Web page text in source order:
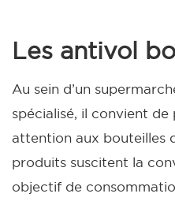
Les antivol
Au sein d’un
spécialisé, il convient
attention aux bouteilles
produits suscitent la
objectif de